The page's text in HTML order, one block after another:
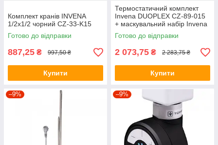
Комплект кранів INVENA
1/2х1/2 чорний CZ-33-K15
Готово до відправки
887,25 ₴ 997,50 ₴
Купити
Термостатичний комплект
Invena DUOPLEX CZ-89-015
+ маскувальний набір Invena
UA-12-B15
Готово до відправки
2 073,75 ₴ 2 283,75 ₴
Купити
–9% –9%